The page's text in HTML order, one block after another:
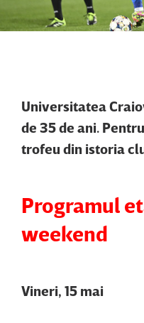
Universitatea
de 35 de ani.
trofeu din istoria
Programul
weekend
Vineri, 15 mai